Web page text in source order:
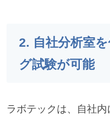
2. 自社分析室
グ試験が可能
ラボテックは、自社内